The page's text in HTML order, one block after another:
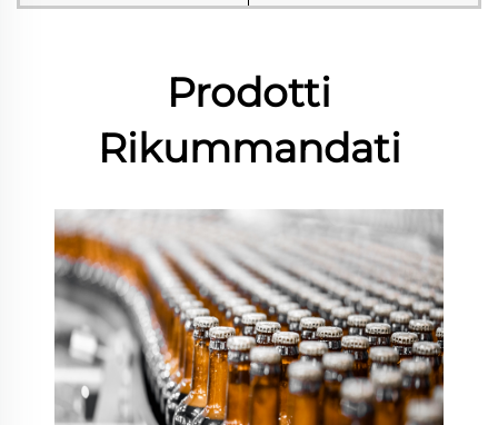
Prodotti
Rikummandati